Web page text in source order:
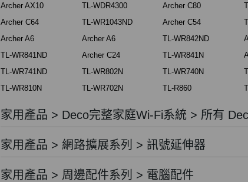
Archer AX10
TL-WDR4300 Archer C80
Archer C64
TL-WR1043ND Archer C54
Archer A6
Archer A6 TL-WR842ND
TL-WR841ND
Archer C24 TL-WR841N
TL-WR741ND
TL-WR802N TL-WR740N
TL-WR810N
TL-WR702N TL-R860
家用產品 > Deco完整家庭Wi-Fi系統 > 所有
家用產品 > 網路擴展系列 > 訊號延伸器
家用產品 > 周邊配件系列 > 電腦配件